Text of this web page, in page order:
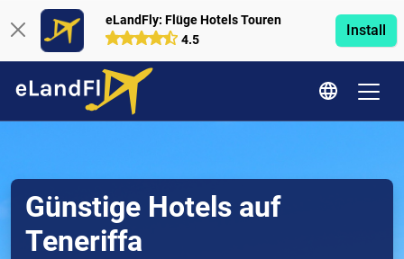
eLandFly: Flüge Hotels Touren
4.5
Install
Günstige Hotels auf
Teneriffa